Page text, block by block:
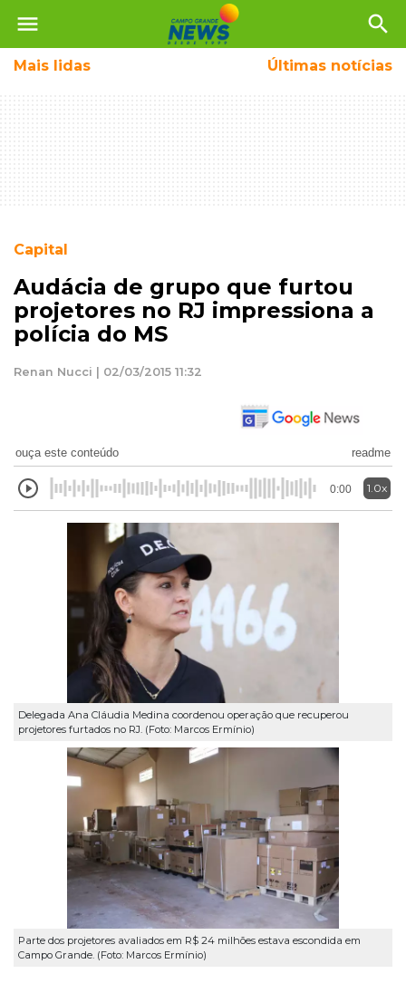
menu search
Mais lidas Últimas notícias
Capital
Audácia de grupo que furtou
projetores no RJ impressiona a
polícia do MS
Renan Nucci | 02/03/2015 11:32
ouça este conteúdo readme
0:00 1.0x
Delegada Ana Cláudia Medina coordenou operação que recuperou
projetores furtados no RJ. (Foto: Marcos Ermínio)
Parte dos projetores avaliados em R$ 24 milhões estava escondida em
Campo Grande. (Foto: Marcos Ermínio)